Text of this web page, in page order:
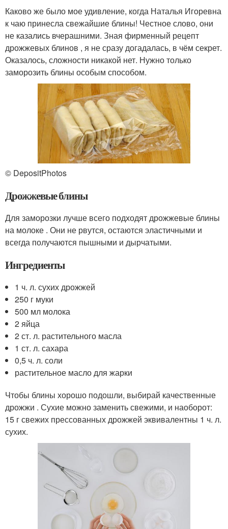
Каково же было мое удивление, когда Наталья Игоревна
к чаю принесла свежайшие блины! Честное слово, они
не казались вчерашними. Зная фирменный рецепт
дрожжевых блинов , я не сразу догадалась, в чём секрет.
Оказалось, сложности никакой нет. Нужно только
заморозить блины особым способом.
© DepositPhotos
Дрожжевые блины
Для заморозки лучше всего подходят дрожжевые блины
на молоке . Они не рвутся, остаются эластичными и
всегда получаются пышными и дырчатыми.
Ингредиенты
1 ч. л. сухих дрожжей
250 г муки
500 мл молока
2 яйца
2 ст. л. растительного масла
1 ст. л. сахара
0,5 ч. л. соли
растительное масло для жарки
Чтобы блины хорошо подошли, выбирай качественные
дрожжи . Сухие можно заменить свежими, и наоборот:
15 г свежих прессованных дрожжей эквивалентны 1 ч. л.
сухих.